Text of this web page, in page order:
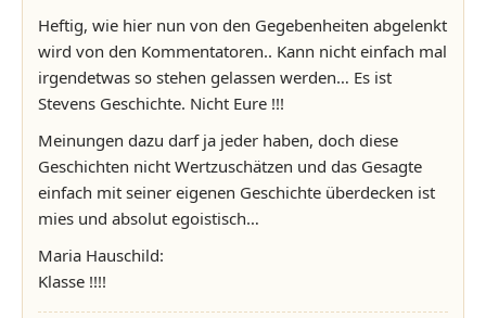
Heftig, wie hier nun von den Gegebenheiten abgelenkt
wird von den Kommentatoren.. Kann nicht einfach mal
irgendetwas so stehen gelassen werden… Es ist
Stevens Geschichte. Nicht Eure !!!
Meinungen dazu darf ja jeder haben, doch diese
Geschichten nicht Wertzuschätzen und das Gesagte
einfach mit seiner eigenen Geschichte überdecken ist
mies und absolut egoistisch…
Maria Hauschild:
Klasse !!!!